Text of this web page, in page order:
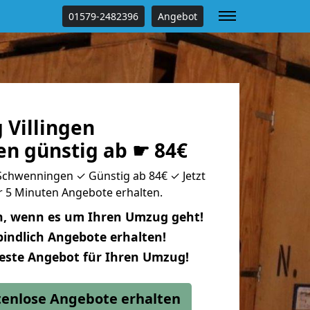
01579-2482396 Angebot
Villingen
günstig ab ☛ 84€
✓ Günstig ab 84€ ✓ Jetzt
Minuten Angebote erhalten.
wenn es um Ihren Umzug geht!
Angebote erhalten!
Angebot für Ihren Umzug!
Angebote erhalten